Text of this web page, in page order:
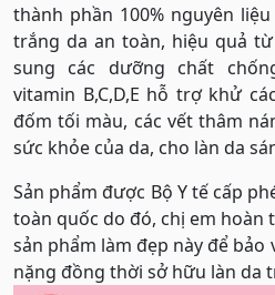
thành phần 100% nguyên
trắng da an toàn, hiệu quả
sung các dưỡng chất
vitamin B,C,D,E hỗ trợ khử
đốm tối màu, các vết thâm
sức khỏe của da, cho làn da
Sản phẩm được Bộ Y tế cấp
toàn quốc do đó, chị em hoàn
sản phẩm làm đẹp này để
nặng đồng thời sở hữu làn da